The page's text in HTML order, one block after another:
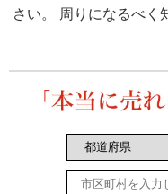
さい。
周りになるべく